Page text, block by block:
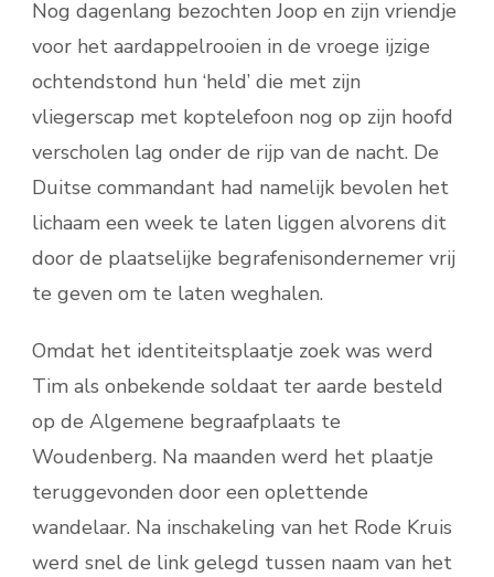
Nog dagenlang bezochten Joop en zijn vriendje
voor het aardappelrooien in de vroege ijzige
ochtendstond hun ‘held’ die met zijn
vliegerscap met koptelefoon nog op zijn hoofd
verscholen lag onder de rijp van de nacht. De
Duitse commandant had namelijk bevolen het
lichaam een week te laten liggen alvorens dit
door de plaatselijke begrafenisondernemer vrij
te geven om te laten weghalen.
Omdat het identiteitsplaatje zoek was werd
Tim als onbekende soldaat ter aarde besteld
op de Algemene begraafplaats te
Woudenberg. Na maanden werd het plaatje
teruggevonden door een oplettende
wandelaar. Na inschakeling van het Rode Kruis
werd snel de link gelegd tussen naam van het